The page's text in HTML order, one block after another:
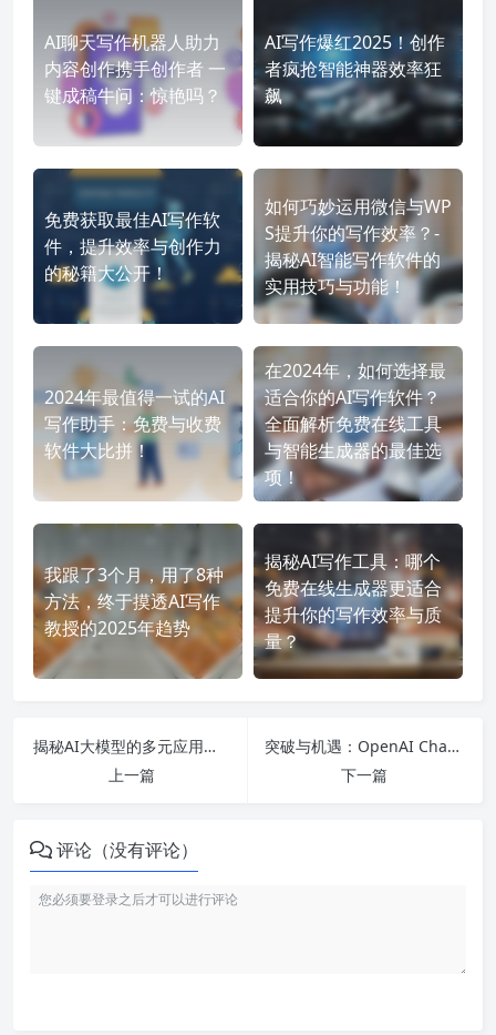
AI聊天写作机器人助力
内容创作携手创作者 一
键成稿牛问：惊艳吗？
AI写作爆红2025！创作
者疯抢智能神器效率狂
飙
免费获取最佳AI写作软
件，提升效率与创作力
的秘籍大公开！
如何巧妙运用微信与WP
S提升你的写作效率？-
揭秘AI智能写作软件的
实用技巧与功能！
2024年最值得一试的AI
写作助手：免费与收费
软件大比拼！
在2024年，如何选择最
适合你的AI写作软件？
全面解析免费在线工具
与智能生成器的最佳选
项！
我跟了3个月，用了8种
方法，终于摸透AI写作
教授的2025年趋势
揭秘AI写作工具：哪个
免费在线生成器更适合
提升你的写作效率与质
量？
揭秘AI大模型的多元应用与行业前沿：探索技术、股票与发展趋势
上一篇
突破与机遇：OpenAI ChatGPT 4.0中文版的应用前景与挑战剖析
下一篇
评论（没有评论）